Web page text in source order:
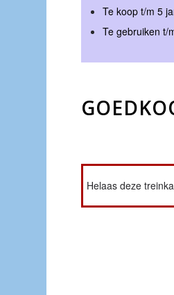
Te koop t/m 5
Te gebruiken t/
Helaas deze